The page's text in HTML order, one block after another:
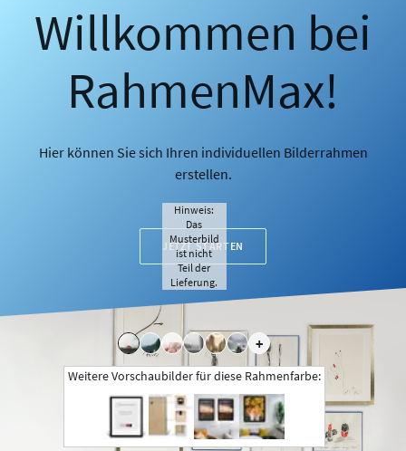
Willkommen bei
RahmenMax!
Hier können Sie sich Ihren individuellen Bilderrahmen
erstellen.
JETZT STARTEN
+
Hinweis:
Das
Musterbild
ist nicht
Teil der
Lieferung.
Weitere Vorschaubilder für diese Rahmenfarbe: